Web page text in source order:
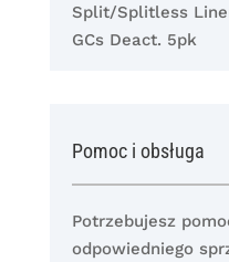
Split/Splitless
GCs Deact. 5pk
Pomoc i obsługa
Potrzebujesz
odpowiedniego